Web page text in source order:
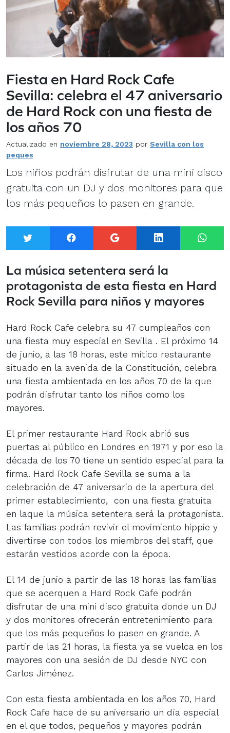
Fiesta en Hard Rock Cafe
Sevilla: celebra el 47 aniversario
de Hard Rock con una fiesta de
los años 70
Actualizado en noviembre 28, 2023 por Sevilla con los
peques
Los niños podrán disfrutar de una mini disco
gratuita con un DJ y dos monitores para que
los más pequeños lo pasen en grande.
Twitter Facebook Google+ LinkedIn
La música setentera será la
protagonista de esta fiesta en Hard
Rock Sevilla para niños y mayores
Hard Rock Cafe celebra su 47 cumpleaños con
una fiesta muy especial en Sevilla . El próximo 14
de junio, a las 18 horas, este mítico restaurante
situado en la avenida de la Constitución, celebra
una fiesta ambientada en los años 70 de la que
podrán disfrutar tanto los niños como los
mayores.
El primer restaurante Hard Rock abrió sus
puertas al público en Londres en 1971 y por eso la
década de los 70 tiene un sentido especial para la
firma. Hard Rock Cafe Sevilla se suma a la
celebración de 47 aniversario de la apertura del
primer establecimiento, con una fiesta gratuita
en laque la música setentera será la protagonista.
Las familias podrán revivir el movimiento hippie y
divertirse con todos los miembros del staff, que
estarán vestidos acorde con la época.
El 14 de junio a partir de las 18 horas las familias
que se acerquen a Hard Rock Cafe podrán
disfrutar de una mini disco gratuita donde un DJ
y dos monitores ofrecerán entretenimiento para
que los más pequeños lo pasen en grande. A
partir de las 21 horas, la fiesta ya se vuelca en los
mayores con una sesión de DJ desde NYC con
Carlos Jiménez.
Con esta fiesta ambientada en los años 70, Hard
Rock Cafe hace de su aniversario un día especial
en el que todos, pequeños y mayores podrán